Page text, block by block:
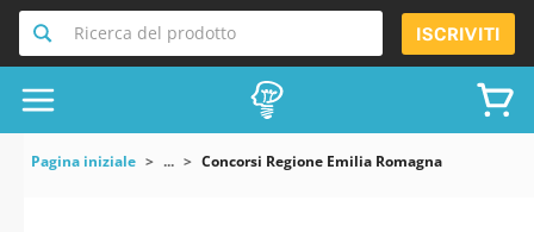
Ricerca del prodotto ISCRIVITI
Pagina iniziale ... Concorsi Regione Emilia Romagna